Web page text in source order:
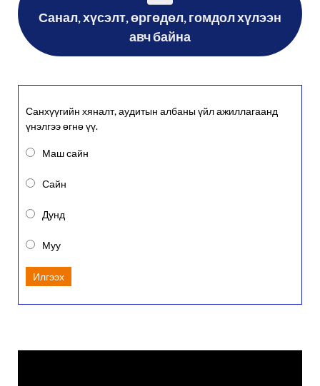
Санал, хүсэлт, өргөдөл, гомдол хүлээн
авч байна
Санхүүгийн хяналт, аудитын албаны үйл ажиллагаанд
үнэлгээ өгнө үү.
Маш сайн
Сайн
Дунд
Муу
Илгээх